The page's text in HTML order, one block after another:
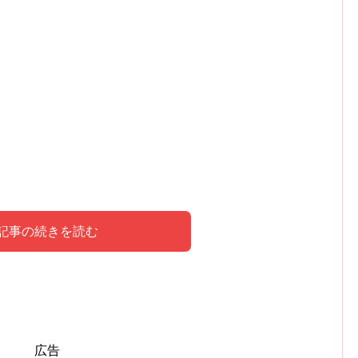
事の続きを読む
た内容はこちら！
広告